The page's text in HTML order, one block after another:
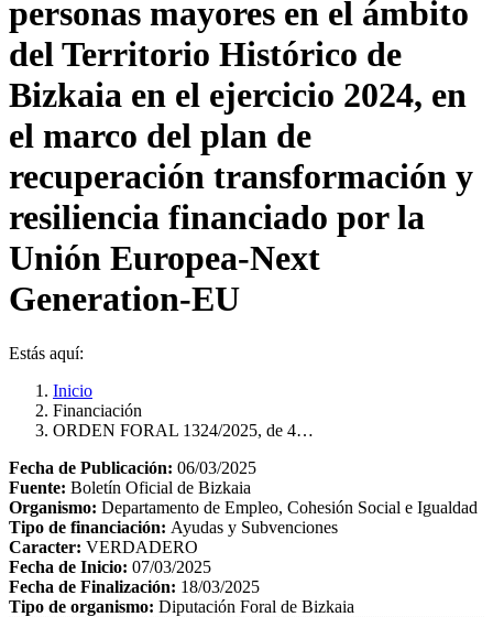
personas mayores en el ámbito
del Territorio Histórico de
Bizkaia en el ejercicio 2024, en
el marco del plan de
recuperación transformación y
resiliencia financiado por la
Unión Europea-Next
Generation-EU
Estás aquí:
Inicio
Financiación
ORDEN FORAL 1324/2025, de 4…
Fecha de Publicación: 06/03/2025
Fuente: Boletín Oficial de Bizkaia
Organismo: Departamento de Empleo, Cohesión Social e Igualdad
Tipo de financiación: Ayudas y Subvenciones
Caracter: VERDADERO
Fecha de Inicio: 07/03/2025
Fecha de Finalización: 18/03/2025
Tipo de organismo: Diputación Foral de Bizkaia